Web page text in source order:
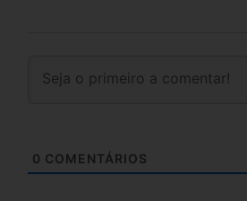
0 COMENTÁRIOS